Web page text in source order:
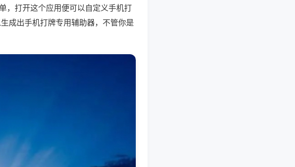
，打开这个应用便可以自定义手机打
成出手机打牌专用辅助器，不管你是